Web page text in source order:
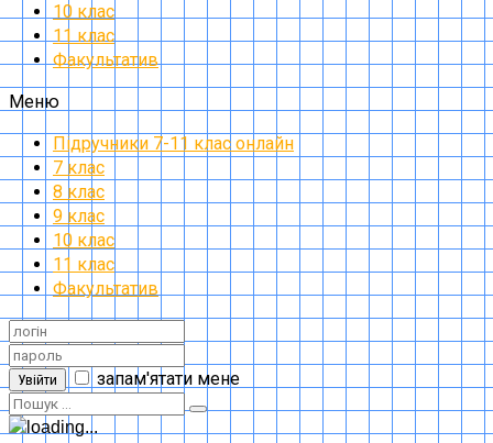
10 клас
11 клас
Факультатив
Меню
Підручники 7-11 клас онлайн
7 клас
8 клас
9 клас
10 клас
11 клас
Факультатив
Увійти запам'ятати мене